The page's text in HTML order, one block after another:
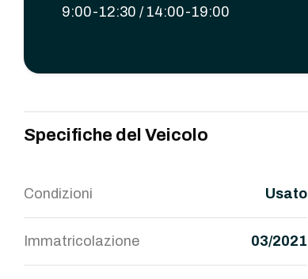
9:00-12:30 / 14:00-19:00
Specifiche del Veicolo
Condizioni Usato
Immatricolazione 03/2021